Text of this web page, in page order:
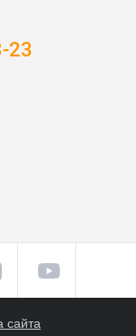
23
сайта